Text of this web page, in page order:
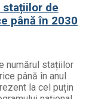
stațiilor de
până în 2030
numărul stațiilor
până în anul
la cel puțin